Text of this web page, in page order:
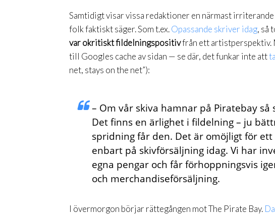
Samtidigt visar vissa redaktioner en närmast
folk faktiskt säger. Som t.ex.Opassande skriver idag, så
var okritiskt fildelningspositivfrån ett artistperspektiv.
till Googles cache av sidan — se där, det funkar inte att
net, stays on the net”):
– Om vår skiva hamnar på Piratebay
Det finns en ärlighet i fildelning – ju
spridning får den. Det är omöjligt för
enbart på skivförsäljning idag. Vi har
egna pengar och får förhoppningsvis
och merchandiseförsäljning.
I övermorgon börjar rättegången mot The Pirate Bay.